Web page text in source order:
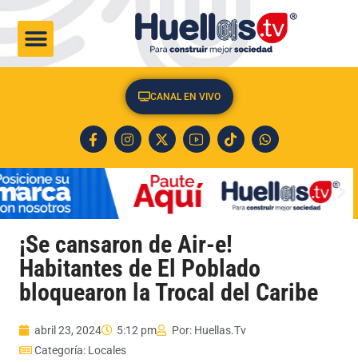
CANAL EN VIVO
¡Se cansaron de Air-e!
Habitantes de El Poblado
bloquearon la Trocal del Caribe
abril 23, 2024 5:12 pm Por: Huellas.Tv
Categoría: Locales